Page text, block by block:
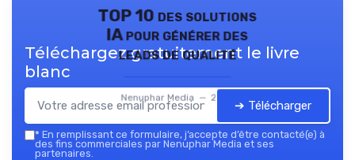
TOP 10 des solutions
IA pour générer des
leads de qualité
Nenuphar Media — 2026
Téléchargez gratuitement le livre
blanc
➔ Télécharger
* En remplissant ce formulaire, j’accepte d’être contacté(e) à
des fins commerciales par Nenuphar Media et ses
partenaires.